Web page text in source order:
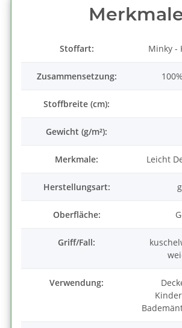
Stoffart: Minky -
Zusammensetzung:
Stoffbreite (cm):
Gewicht (g/m²):
Merkmale: Leicht
Herstellungsart:
Oberfläche:
Griff/Fall:
Verwendung: